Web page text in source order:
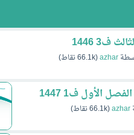
azhar
(
66.1kنقاط)
azhar
(
66.1kنقاط)